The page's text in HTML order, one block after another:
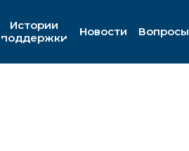
Истории
поддержки
Вопросы
Новости